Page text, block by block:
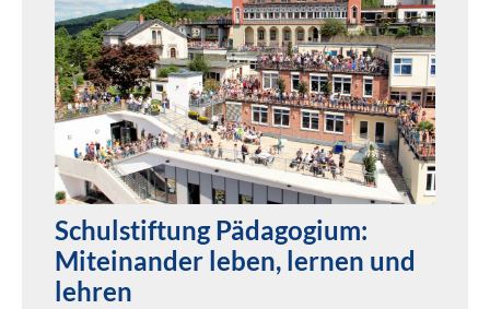
Schulstiftung Pädagogium:
Miteinander leben, lernen und
lehren